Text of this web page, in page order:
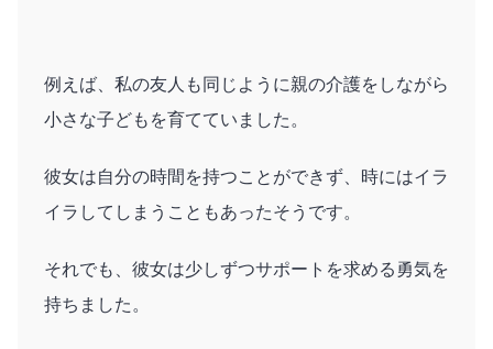
例えば、私の友人も同じように親の介護をしながら
小さな子どもを育てていました。
彼女は自分の時間を持つことができず、時にはイラ
イラしてしまうこともあったそうです。
それでも、彼女は少しずつサポートを求める勇気を
持ちました。